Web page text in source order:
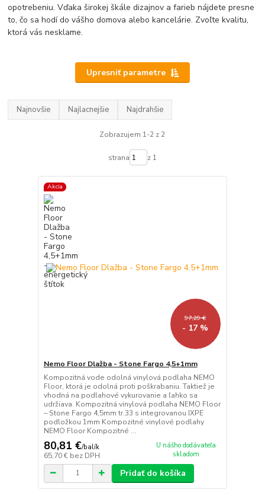
opotrebeniu. Vďaka širokej škále dizajnov a farieb nájdete presne
to, čo sa hodí do vášho domova alebo kancelárie. Zvoľte kvalitu,
ktorá vás nesklame.
Upresniť parametre
Najnovšie Najlacnejšie Najdrahšie
Zobrazujem 1-2 z 2
strana z 1
Akcia
97,29 €
- 17 %
Nemo Floor Dlažba - Stone Fargo 4,5+1mm
Kompozitná vode odolná vinylová podlaha NEMO
Floor, ktorá je odolná proti poškrabaniu. Taktiež je
vhodná na podlahové vykurovanie a ľahko sa
udržiava. Kompozitná vinylová podlaha NEMO Floor
– Stone Fargo 4,5mm tr.33 s integrovanou IXPE
podložkou 1mm Kompozitné vinylové podlahy
NEMO Floor Kompozitné ...
80,81 €/balík
65,70 € bez DPH
U nášho dodávateľa
skladom
Pridať do košíka